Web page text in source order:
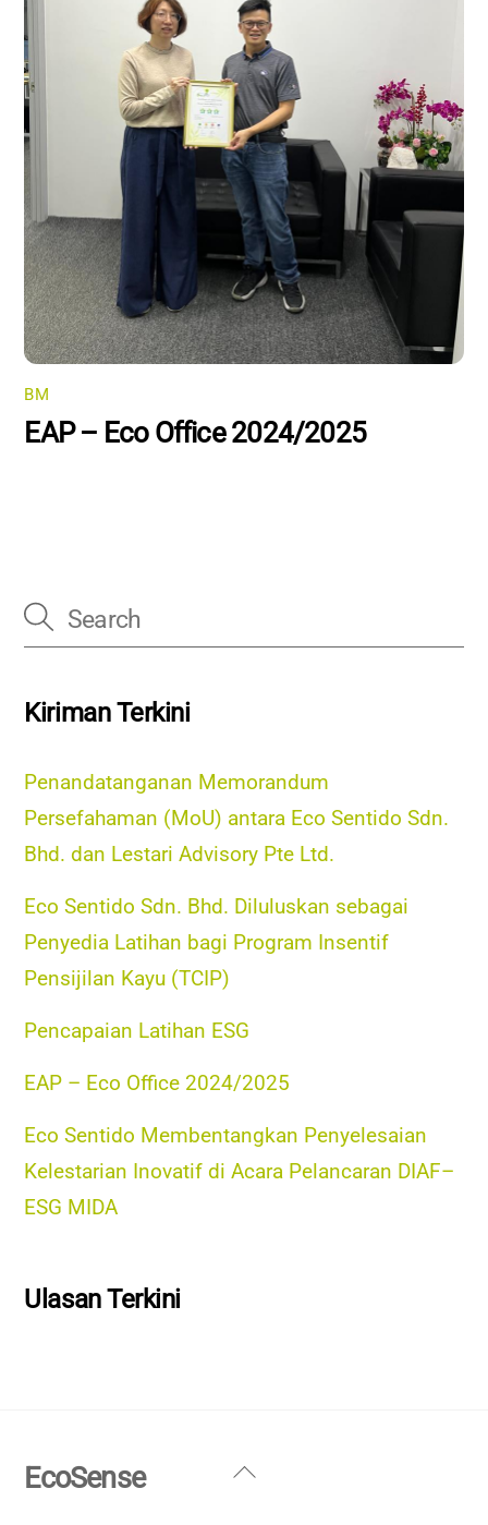
BM
EAP – Eco Office 2024/2025
Kiriman Terkini
Penandatanganan Memorandum
Persefahaman (MoU) antara Eco Sentido Sdn.
Bhd. dan Lestari Advisory Pte Ltd.
Eco Sentido Sdn. Bhd. Diluluskan sebagai
Penyedia Latihan bagi Program Insentif
Pensijilan Kayu (TCIP)
Pencapaian Latihan ESG
EAP – Eco Office 2024/2025
Eco Sentido Membentangkan Penyelesaian
Kelestarian Inovatif di Acara Pelancaran DIAF–
ESG MIDA
Ulasan Terkini
Back
EcoSense